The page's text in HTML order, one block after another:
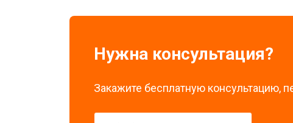
Нужна консультация?
Закажите бесплатную консультацию,